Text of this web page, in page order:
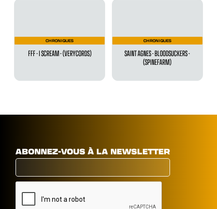
CHRONIQUES
FFF - I SCREAM - (VERYCORDS)
CHRONIQUES
SAINT AGNES - BLOODSUCKERS -
(SPINEFARM)
ABONNEZ-VOUS À LA NEWSLETTER